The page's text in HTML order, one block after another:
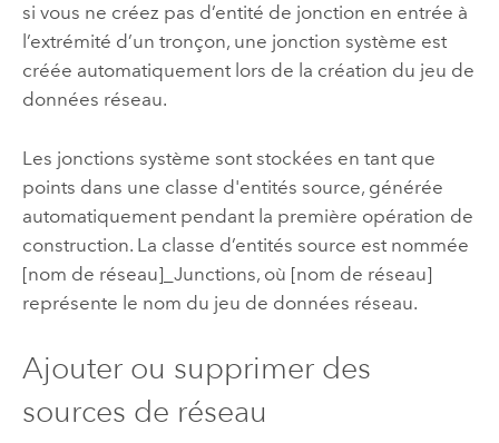
si vous ne créez pas d’entité de jonction en entrée à
l’extrémité d’un tronçon, une jonction système est
créée automatiquement lors de la création du jeu de
données réseau.
Les jonctions système sont stockées en tant que
points dans une classe d'entités source, générée
automatiquement pendant la première opération de
construction. La classe d’entités source est nommée
[nom de réseau]_Junctions, où [nom de réseau]
représente le nom du jeu de données réseau.
Ajouter ou supprimer des
sources de réseau